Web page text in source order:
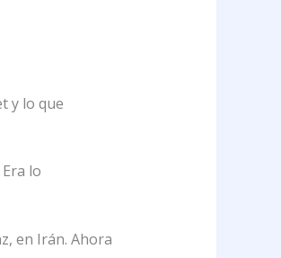
y lo que
lo
en Irán. Ahora